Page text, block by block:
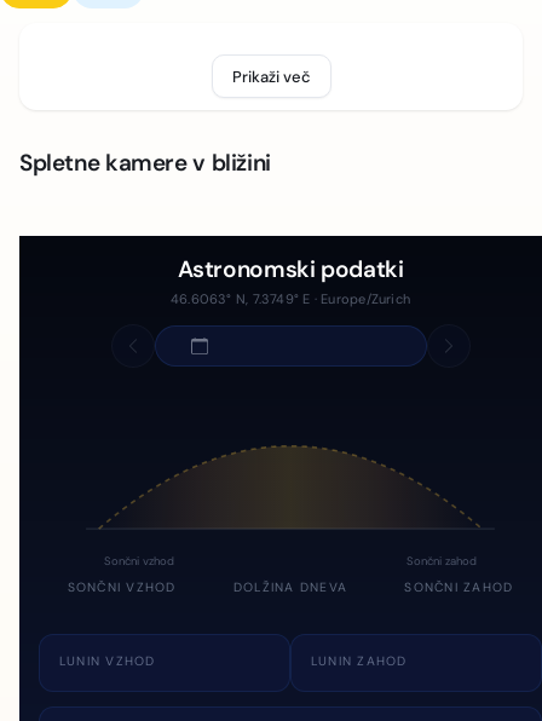
Prikaži več
Spletne kamere v bližini
Astronomski podatki
46.6063° N, 7.3749° E · Europe/Zurich
Sončni vzhod Sončni zahod
SONČNI VZHOD DOLŽINA DNEVA SONČNI ZAHOD
LUNIN VZHOD LUNIN ZAHOD